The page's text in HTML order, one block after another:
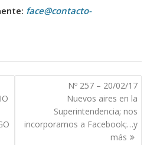
face@contacto-
Nº 257 – 20/02/17
Nuevos aires en la
Superintendencia; nos
incorporamos a Facebook;…y
más